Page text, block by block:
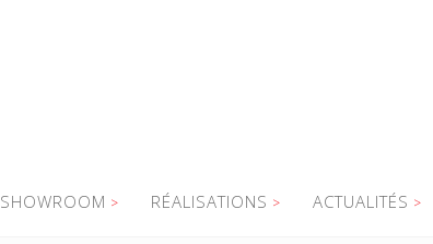
SHOWROOM RÉALISATIONS ACTUALITÉS